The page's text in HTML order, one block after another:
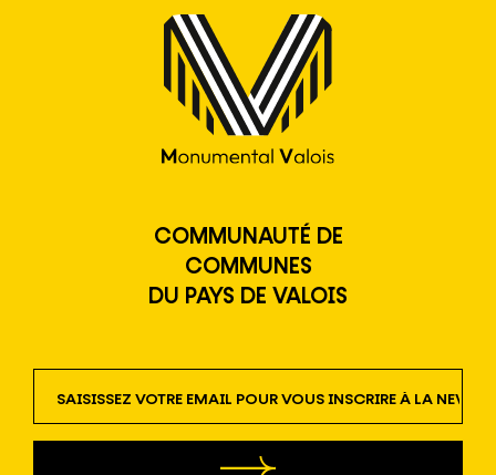
COMMUNAUTÉ DE
COMMUNES
DU PAYS DE VALOIS